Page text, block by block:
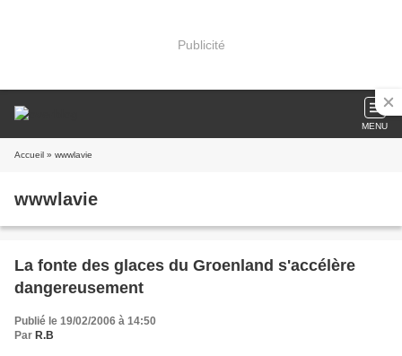
Publicité
MENU
Accueil » wwwlavie
wwwlavie
La fonte des glaces du Groenland s'accélère
dangereusement
Publié le 19/02/2006 à 14:50
Par R.B